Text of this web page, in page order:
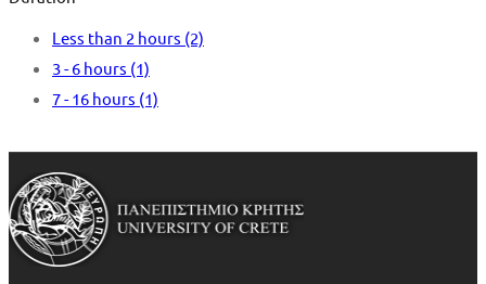
Less than 2 hours (2)
3 - 6 hours (1)
7 - 16 hours (1)